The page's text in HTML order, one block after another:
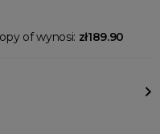
of wynosi: zł189.90